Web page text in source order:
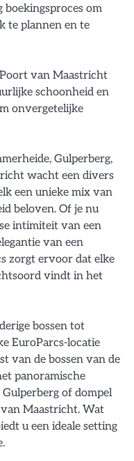
om
te plannen en te
van Maastricht
schoonheid en
onvergetelijke
Gulperberg,
wacht een divers
een unieke mix van
beloven. Of je nu
intimiteit van een
van een
zorgt ervoor dat elke
vindt in het
bossen tot
EuroParcs-locatie
van de bossen van de
panoramische
of dompel
Maastricht. Wat
u een ideale setting